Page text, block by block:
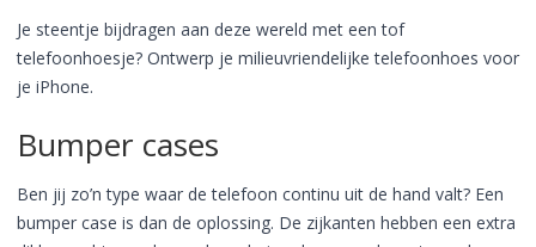
Je steentje bijdragen aan deze wereld met een tof
telefoonhoesje? Ontwerp je milieuvriendelijke telefoonhoes voor
je iPhone.
Bumper cases
Ben jij zo’n type waar de telefoon continu uit de hand valt? Een
bumper case is dan de oplossing. De zijkanten hebben een extra